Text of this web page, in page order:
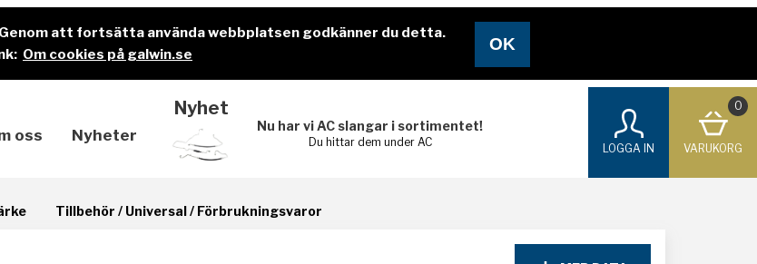
att fortsätta använda webbplatsen godkänner du detta.
Om cookies på galwin.se
oss Nyheter
Nyhet
Nu har vi AC slangar i sortimentet!
Du hittar dem under AC
LOGGA IN
0
VARUKORG
Tillbehör / Universal / Förbrukningsvaror